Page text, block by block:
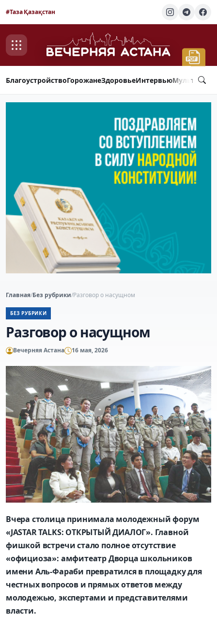
#Таза Қазақстан
БлагоустройствоГорожанеЗдоровьеИнтервью
Главная/Без рубрики/Разговор о насущном
БЕЗ РУБРИКИ
Разговор о насущном
Вечерняя Астана 16 мая, 2026
Вчера столица принимала молодежный форум
«JASTAR TALKS: ОТКРЫТЫЙ ДИАЛОГ». Главной
фишкой встречи стало полное отсутствие
«официоза»: амфитеатр Дворца школьников
имени Аль-Фараби превратился в площадку для
честных вопросов и прямых ответов между
молодежью, экспертами и представителями
власти.